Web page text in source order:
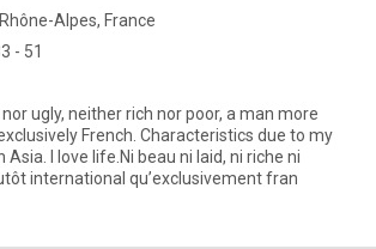
Alpes, France
- 51
ugly, neither rich nor poor, a man more
French. Characteristics due to my
Asia. I love life.Ni beau ni laid, ni riche ni
international qu’exclusivement fran